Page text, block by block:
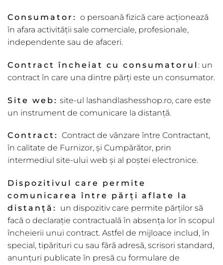
Consumator: o persoană fizică care acționează
în afara activității sale comerciale, profesionale,
independente sau de afaceri.
Contract încheiat cu consumatorul : un
contract în care una dintre părți este un consumator.
Site web: site-ul lashandlashesshop.ro, care este
un instrument de comunicare la distanță.
Contract: Contract de vânzare între Contractant,
în calitate de Furnizor, și Cumpărător, prin
intermediul site-ului web și al poștei electronice.
Dispozitivul care permite
comunicarea între pă r ț i aflate la
distan ță : un dispozitiv care permite părților să
facă o declarație contractuală în absența lor în scopul
încheierii unui contract. Astfel de mijloace includ, în
special, tipărituri cu sau fără adresă, scrisori standard,
anunțuri publicate în presă cu formulare de